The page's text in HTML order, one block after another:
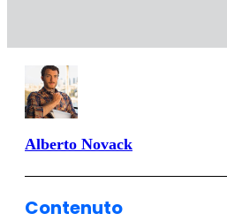
Alberto Novack
Contenuto